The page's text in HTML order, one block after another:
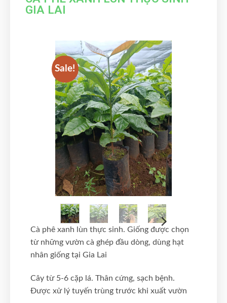
GIA LAI
Sale!
Sale!
Cà phê xanh lùn thực sinh. Giống được chọn
từ những vườn cà ghép đầu dòng, dùng hạt
nhân giống tại Gia Lai
Cây từ 5-6 cặp lá. Thân cứng, sạch bệnh.
Được xử lý tuyến trùng trước khi xuất vườn